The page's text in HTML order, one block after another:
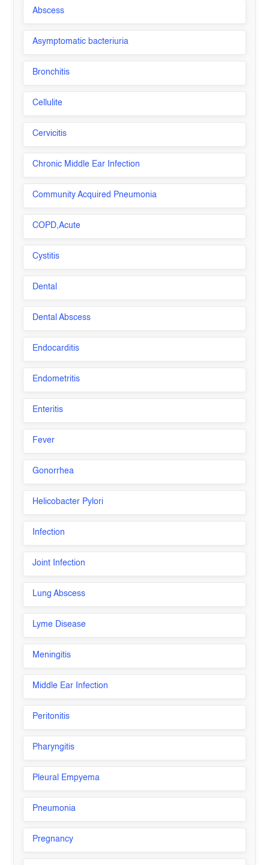
Abscess
Asymptomatic bacteriuria
Bronchitis
Cellulite
Cervicitis
Chronic Middle Ear Infection
Community Acquired Pneumonia
COPD,Acute
Cystitis
Dental
Dental Abscess
Endocarditis
Endometritis
Enteritis
Fever
Gonorrhea
Helicobacter Pylori
Infection
Joint Infection
Lung Abscess
Lyme Disease
Meningitis
Middle Ear Infection
Peritonitis
Pharyngitis
Pleural Empyema
Pneumonia
Pregnancy